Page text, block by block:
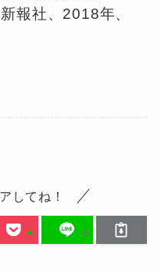
報社、2018年、
してね！